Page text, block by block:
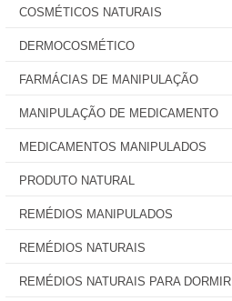
COSMÉTICOS NATURAIS
DERMOCOSMÉTICO
FARMÁCIAS DE MANIPULAÇÃO
MANIPULAÇÃO DE MEDICAMENTO
MEDICAMENTOS MANIPULADOS
PRODUTO NATURAL
REMÉDIOS MANIPULADOS
REMÉDIOS NATURAIS
REMÉDIOS NATURAIS PARA DORMIR